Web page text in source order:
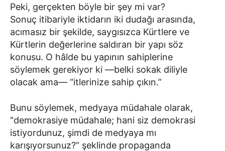
Peki, gerçekten böyle bir şey mi var?
Sonuç itibariyle iktidarın iki dudağı arasında,
acımasız bir şekilde, saygısızca Kürtlere ve
Kürtlerin değerlerine saldıran bir yapı söz
konusu. O hâlde bu yapının sahiplerine
söylemek gerekiyor ki —belki sokak diliyle
olacak ama— “itlerinize sahip çıkın.”
Bunu söylemek, medyaya müdahale olarak,
“demokrasiye müdahale; hani siz demokrasi
istiyordunuz, şimdi de medyaya mı
karışıyorsunuz?” şeklinde propaganda